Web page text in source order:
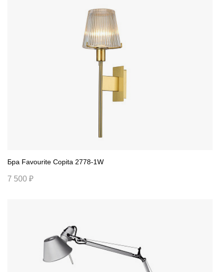
Бра Favourite Copita 2778-1W
7 500 ₽